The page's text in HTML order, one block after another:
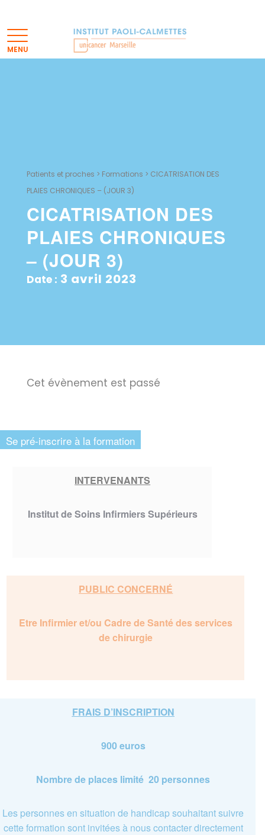
Patients et proches > Formations > CICATRISATION DES
PLAIES CHRONIQUES – (JOUR 3)
CICATRISATION DES
PLAIES CHRONIQUES
– (JOUR 3)
Date : 3 avril 2023
Cet évènement est passé
Se pré-inscrire à la formation
INTERVENANTS
Institut de Soins Infirmiers Supérieurs
PUBLIC CONCERNÉ
Etre Infirmier et/ou Cadre de Santé des services
de chirurgie
FRAIS D’INSCRIPTION
900 euros
Nombre de places limité 20 personnes
Les personnes en situation de handicap souhaitant suivre
cette formation sont invitées à nous contacter directement